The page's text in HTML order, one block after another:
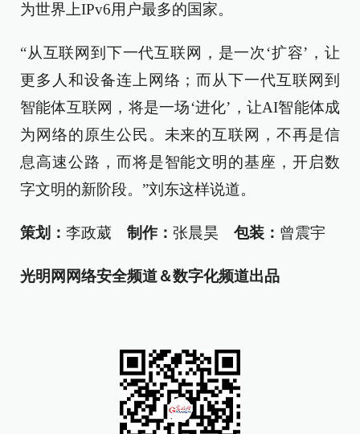
为世界上IPv6用户最多的国家。
“从互联网到下一代互联网，是一次‘扩容’，让
更多人和设备连上网络；而从下一代互联网到
智能体互联网，将是一场‘进化’，让AI智能体成
为网络的原生公民。未来的互联网，不再是信
息高速公路，而将是智能文明的基座，开启数
字文明的新阶段。”刘东这样说道。
策划： 李政葳 制作： 张晨昊 包装： 曾震宇
光明网网络安全频道＆数字化频道出品